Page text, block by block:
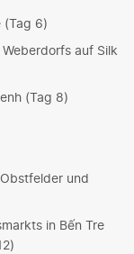
(Tag 6)
auf Silk
(Tag 8)
und
in Bến Tre